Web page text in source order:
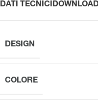
DATI TECNICI
DESIGN
COLORE